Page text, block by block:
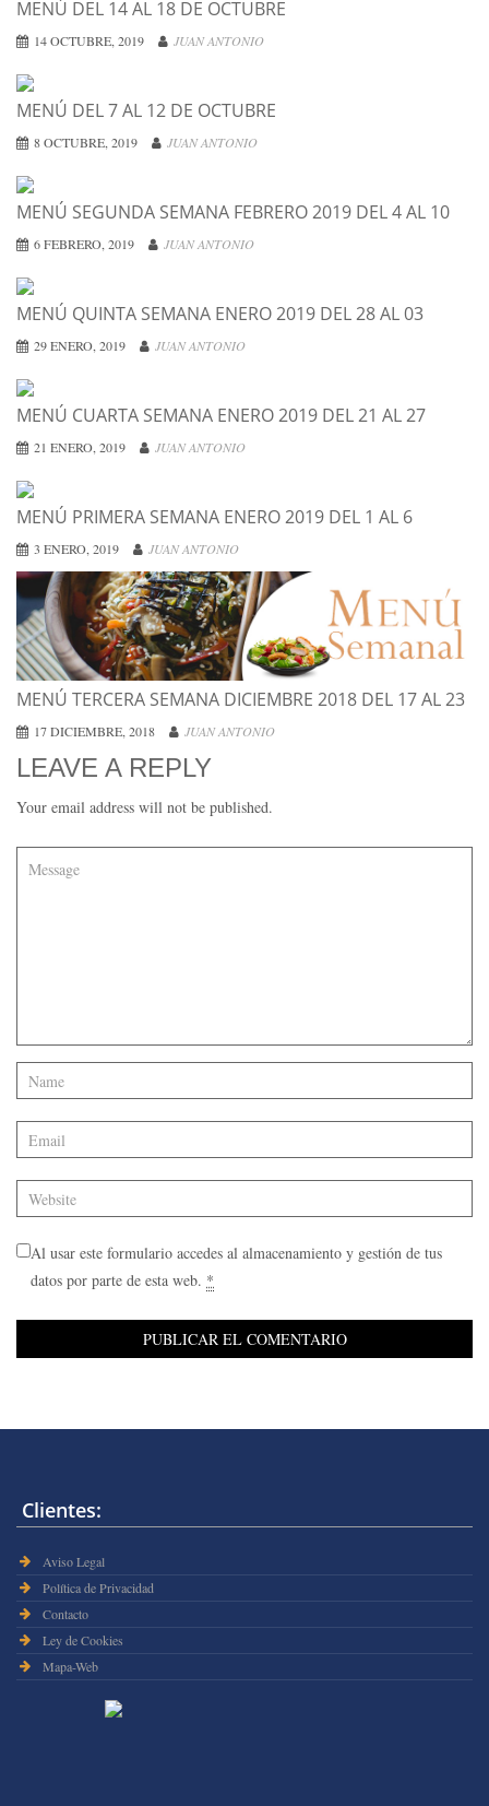
MENÚ DEL 14 AL 18 DE OCTUBRE
14 OCTUBRE, 2019 JUAN ANTONIO
MENÚ DEL 7 AL 12 DE OCTUBRE
8 OCTUBRE, 2019 JUAN ANTONIO
MENÚ SEGUNDA SEMANA FEBRERO 2019 DEL 4 AL 10
6 FEBRERO, 2019 JUAN ANTONIO
MENÚ QUINTA SEMANA ENERO 2019 DEL 28 AL 03
29 ENERO, 2019 JUAN ANTONIO
MENÚ CUARTA SEMANA ENERO 2019 DEL 21 AL 27
21 ENERO, 2019 JUAN ANTONIO
MENÚ PRIMERA SEMANA ENERO 2019 DEL 1 AL 6
3 ENERO, 2019 JUAN ANTONIO
MENÚ TERCERA SEMANA DICIEMBRE 2018 DEL 17 AL 23
17 DICIEMBRE, 2018 JUAN ANTONIO
LEAVE A REPLY
Your email address will not be published.
Al usar este formulario accedes al almacenamiento y gestión de tus
datos por parte de esta web. *
Clientes:
Aviso Legal
Política de Privacidad
Contacto
Ley de Cookies
Mapa-Web